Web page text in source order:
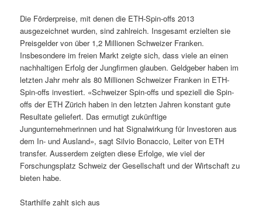
Die Förderpreise, mit denen die ETH-Spin-offs 2013
ausgezeichnet wurden, sind zahlreich. Insgesamt erzielten sie
Preisgelder von über 1,2 Millionen Schweizer Franken.
Insbesondere im freien Markt zeigte sich, dass viele an einen
nachhaltigen Erfolg der Jungfirmen glauben. Geldgeber haben im
letzten Jahr mehr als 80 Millionen Schweizer Franken in ETH-
Spin-offs investiert. «Schweizer Spin-offs und speziell die Spin-
offs der ETH Zürich haben in den letzten Jahren konstant gute
Resultate geliefert. Das ermutigt zukünftige
Jungunternehmerinnen und hat Signalwirkung für Investoren aus
dem In- und Ausland», sagt Silvio Bonaccio, Leiter von ETH
transfer. Ausserdem zeigten diese Erfolge, wie viel der
Forschungsplatz Schweiz der Gesellschaft und der Wirtschaft zu
bieten habe.
Starthilfe zahlt sich aus